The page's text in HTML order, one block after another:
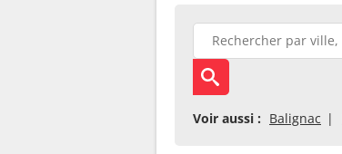
Voir aussi : Balignac